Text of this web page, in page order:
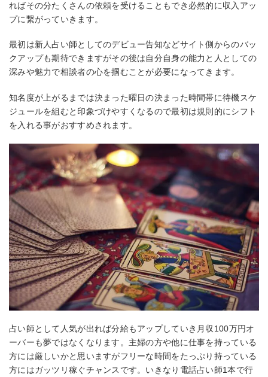
ればその分たくさんの依頼を受けることもでき必然的に収入アッ
プに繋がっていきます。
最初は新人占い師としてのデビュー告知などサイト側からのバッ
クアップも期待できますがその後は自分自身の能力と人としての
深みや魅力で相談者の心を掴むことが必要になってきます。
知名度が上がるまでは決まった曜日の決まった時間帯に待機スケ
ジュールを組むと印象づけやすくなるので最初は規則的にシフト
を入れる事がおすすめされます。
占い師として人気が出れば分給もアップしていき月収100万円オ
ーバーも夢ではなくなります。主婦の方や他に仕事を持っている
方には厳しいかと思いますがフリーな時間をたっぷり持っている
方にはガッツリ稼ぐチャンスです。いきなり電話占い師1本で行